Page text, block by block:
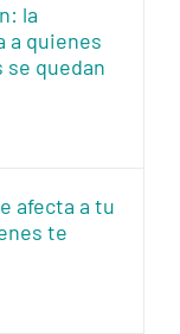
la
a quienes
se quedan
afecta a tu
te